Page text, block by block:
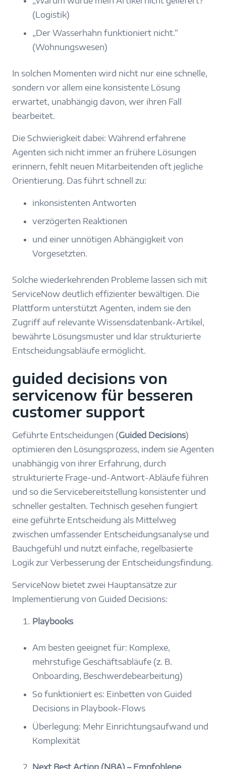
(Logistik)
„Der Wasserhahn funktioniert nicht.“
(Wohnungswesen)
In solchen Momenten wird nicht nur eine schnelle,
sondern vor allem eine konsistente Lösung
erwartet, unabhängig davon, wer ihren Fall
bearbeitet.
Die Schwierigkeit dabei: Während erfahrene
Agenten sich nicht immer an frühere Lösungen
erinnern, fehlt neuen Mitarbeitenden oft jegliche
Orientierung. Das führt schnell zu:
inkonsistenten Antworten
verzögerten Reaktionen
und einer unnötigen Abhängigkeit von
Vorgesetzten.
Solche wiederkehrenden Probleme lassen sich mit
ServiceNow deutlich effizienter bewältigen. Die
Plattform unterstützt Agenten, indem sie den
Zugriff auf relevante Wissensdatenbank-Artikel,
bewährte Lösungsmuster und klar strukturierte
Entscheidungsabläufe ermöglicht.
guided decisions von
servicenow für besseren
customer support
Geführte Entscheidungen (Guided Decisions)
optimieren den Lösungsprozess, indem sie Agenten
unabhängig von ihrer Erfahrung, durch
strukturierte Frage-und-Antwort-Abläufe führen
und so die Servicebereitstellung konsistenter und
schneller gestalten. Technisch gesehen fungiert
eine geführte Entscheidung als Mittelweg
zwischen umfassender Entscheidungsanalyse und
Bauchgefühl und nutzt einfache, regelbasierte
Logik zur Verbesserung der Entscheidungsfindung.
ServiceNow bietet zwei Hauptansätze zur
Implementierung von Guided Decisions:
Playbooks
Am besten geeignet für: Komplexe,
mehrstufige Geschäftsabläufe (z. B.
Onboarding, Beschwerdebearbeitung)
So funktioniert es: Einbetten von Guided
Decisions in Playbook-Flows
Überlegung: Mehr Einrichtungsaufwand und
Komplexität
Next Best Action (NBA) – Empfohlene